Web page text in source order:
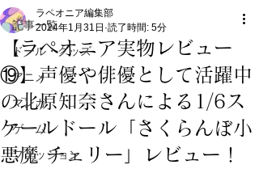
記事一覧
ドール・グッズ
アニメ
マンガ
ゲーム
ファッション
【ラペオニア実物レビュー
⑲】声優や俳優として活躍中
の北原知奈さんによる1/6ス
ケールドール「さくらんぼ小
悪魔 チェリー」レビュー！
ラペオニア編集部
2024年1月31日 読了時間: 5分